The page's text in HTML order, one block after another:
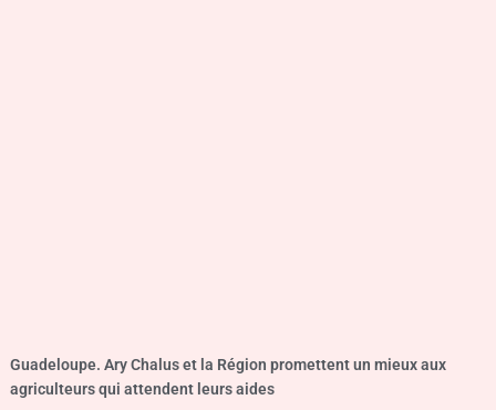
Guadeloupe. Ary Chalus et la Région promettent un mieux aux
agriculteurs qui attendent leurs aides